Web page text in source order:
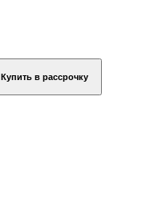
Купить в рассрочку